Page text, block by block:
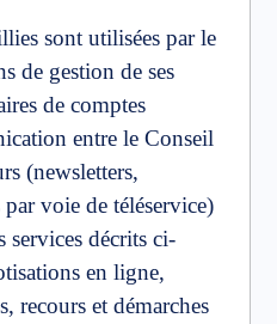
sont utilisées par le
de gestion de ses
de comptes
entre le Conseil
(newsletters,
voie de téléservice)
services décrits ci-
en ligne,
recours et démarches